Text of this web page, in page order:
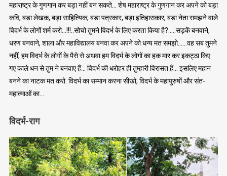
महाराष्ट्र के गुणगान कर बड़ा नहीं बन सकते… शेष महाराष्ट्र के गुणगान कर अपने को बड़ा
कवि, बड़ा लेखक, बड़ा साहित्यिक, बड़ा पत्रकार, बड़ा इतिहासकार, बड़ा नेता समझने वाले
विदर्भ के लोगों शर्म करो…!!!..सोचो तुमने विदर्भ के लिए करता किया है?…..सड़कें बनवाने,
धरण बनवाने, शाला और महाविद्यालय बनवा कर अपने को धन्य मत समझो……वह सब तुमने
नहीं, हम विदर्भ के लोगों के पैसे से अथवा हम विदर्भ के लोगों का हक मार कर इकट्ठा किए
गए काले धन से तुम ने बनवाए हैं… विदर्भ की धरोहर ही तुम्हारी विरासत हैं… इसलिए महान
बनने का नाटक मत करो. विदर्भ का सम्मान करना सीखो, विदर्भ के महापुरुषों और संत-
महात्माओं का…
विदर्भ-राग